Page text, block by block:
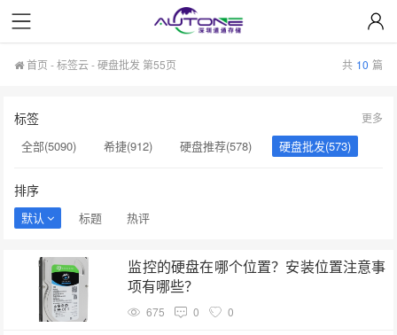
首页 -标签云- 硬盘批发 第55页 共 10 篇
标签
全部(5090) 希捷(912) 硬盘推荐(578)
硬盘批发(573)
硬盘采购(474)
希捷硬盘(471)
监控硬盘(334)
更多
排序
默认 标题 热评
监控的硬盘在哪个位置？安装位置注意事
项有哪些？
675 0 0